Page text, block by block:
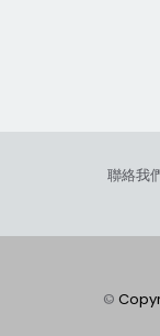
聯絡我
©